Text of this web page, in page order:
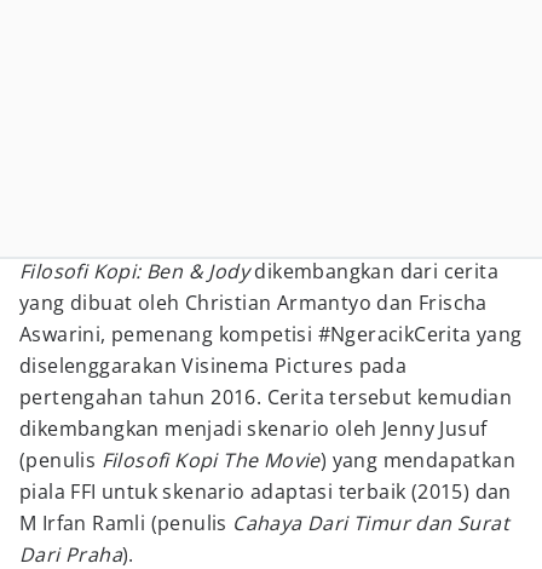
Filosofi Kopi: Ben & Jodydikembangkan dari cerita
yang dibuat oleh Christian Armantyo dan Frischa
Aswarini, pemenang kompetisi #NgeracikCerita yang
diselenggarakan Visinema Pictures pada
pertengahan tahun 2016. Cerita tersebut kemudian
dikembangkan menjadi skenario oleh Jenny Jusuf
(penulis Filosofi Kopi The Movie) yang mendapatkan
piala FFI untuk skenario adaptasi terbaik (2015) dan
M Irfan Ramli (penulis Cahaya Dari Timur dan Surat
Dari Praha).